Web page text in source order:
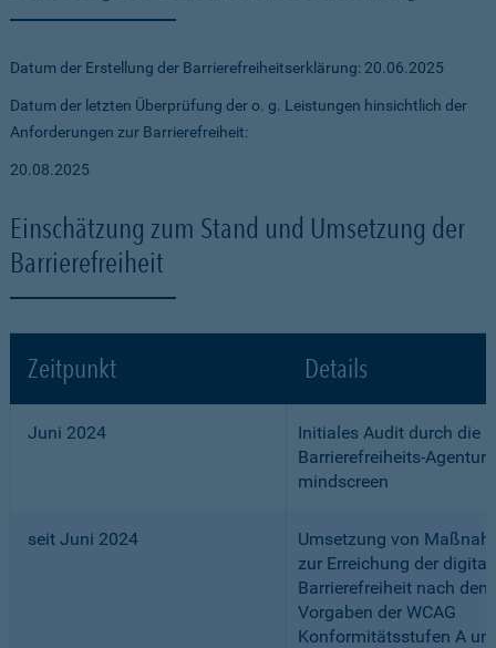
Datum der Erstellung der Barrierefreiheitserklärung: 20.06.2025
Datum der letzten Überprüfung der o. g. Leistungen hinsichtlich der
Anforderungen zur Barrierefreiheit:
20.08.2025
Einschätzung zum Stand und Umsetzung der
Barrierefreiheit
Zeitpunkt Details
Juni 2024
Initiales Audit durch die
Barrierefreiheits-Agentur
mindscreen
seit Juni 2024
Umsetzung von
zur Erreichung der
Barrierefreiheit nach den
Vorgaben der WCAG
Konformitätsstufen A